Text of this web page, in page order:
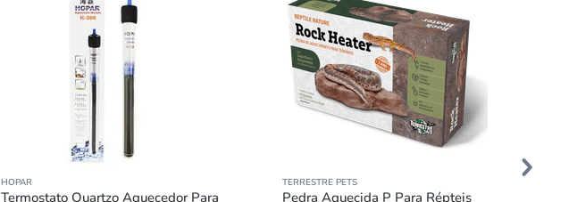
HOPAR
Termostato Quartzo Aquecedor Para
TERRESTRE PETS
Pedra Aquecida P Para Répteis